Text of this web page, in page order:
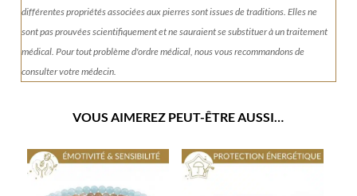
différentes propriétés associées aux pierres sont issues de traditions. Elles ne
sont pas prouvées scientifiquement et ne sauraient se substituer à un traitement
médical. Pour tout problème d'ordre médical, nous vous recommandons de
consulter votre médecin.
VOUS AIMEREZ PEUT-ÊTRE AUSSI…